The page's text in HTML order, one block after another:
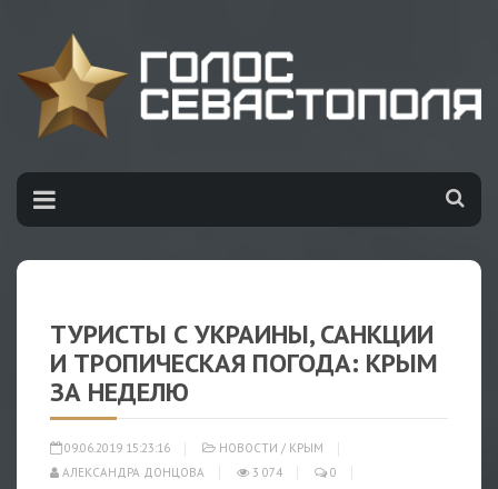
ТУРИСТЫ С УКРАИНЫ, САНКЦИИ
И ТРОПИЧЕСКАЯ ПОГОДА: КРЫМ
ЗА НЕДЕЛЮ
09.06.2019 15:23:16 НОВОСТИ / КРЫМ
АЛЕКСАНДРА ДОНЦОВА
3 074 0